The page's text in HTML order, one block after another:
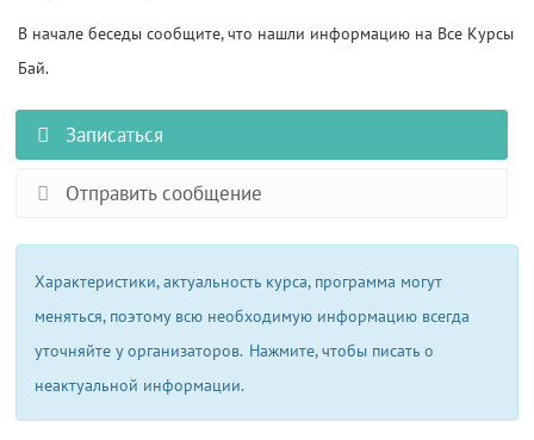
В начале беседы сообщите, что нашли информацию на Все Курсы
Бай.
Записаться
Отправить сообщение
Характеристики, актуальность курса, программа могут
меняться, поэтому всю необходимую информацию всегда
уточняйте у организаторов. Нажмите, чтобы писать о
неактуальной информации.